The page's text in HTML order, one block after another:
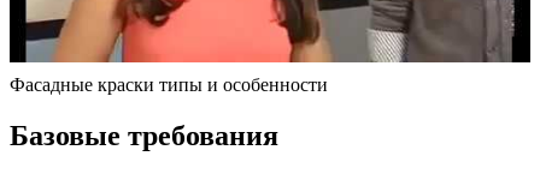
Фасадные краски типы и особенности
Базовые требования